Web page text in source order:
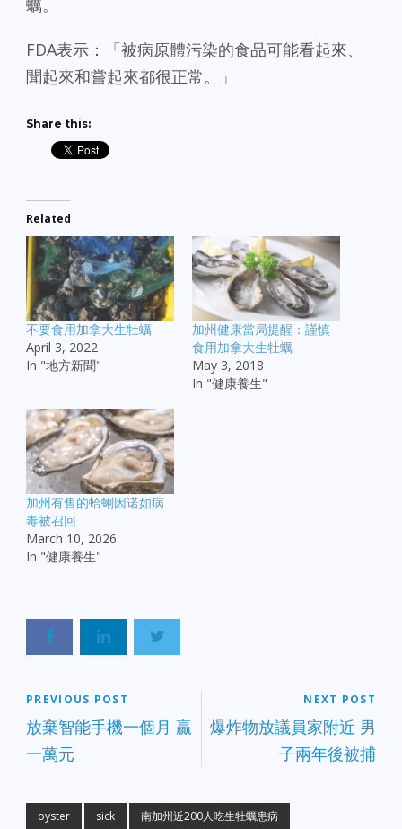
蠣。
FDA表示：「被病原體污染的食品可能看起來、
聞起來和嘗起來都很正常。」
Share this:
Related
不要食用加拿大生牡蠣
April 3, 2022
In "地方新聞"
加州健康當局提醒：謹慎
食用加拿大生牡蠣
May 3, 2018
In "健康養生"
加州有售的蛤蜊因诺如病
毒被召回
March 10, 2026
In "健康養生"
PREVIOUS POST
放棄智能手機一個月 贏
一萬元
NEXT POST
爆炸物放議員家附近 男
子兩年後被捕
oyster sick
南加州近200人吃生牡蠣患病